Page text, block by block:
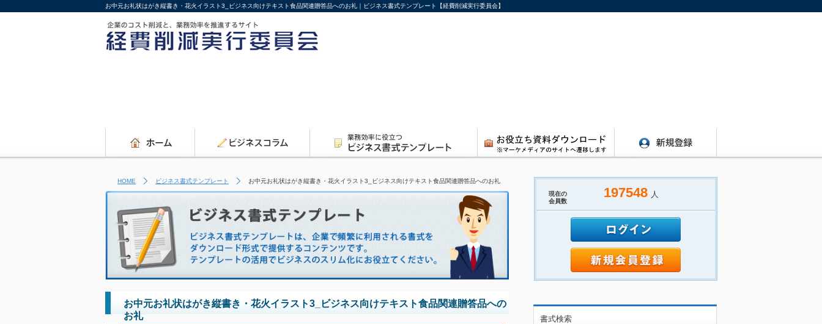
お中元お礼状はがき縦書き・花火イラスト3_ビジネス向けテキスト食品関連贈答品へのお礼｜ビジネス書式テンプレート【経費削減実行委員会】
HOME ビジネス書式テンプレート お中元お礼状はがき縦書き・花火イラスト3_ビジネス向けテキスト食品関連贈答品へのお礼
お中元お礼状はがき縦書き・花火イラスト3_ビジネス向けテキスト食品関連贈答品への
お礼
現在の
会員数
197548 人
書式検索